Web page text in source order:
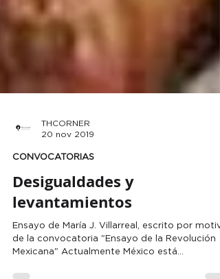
THCORNER
20 nov 2019
CONVOCATORIAS
Desigualdades y
levantamientos